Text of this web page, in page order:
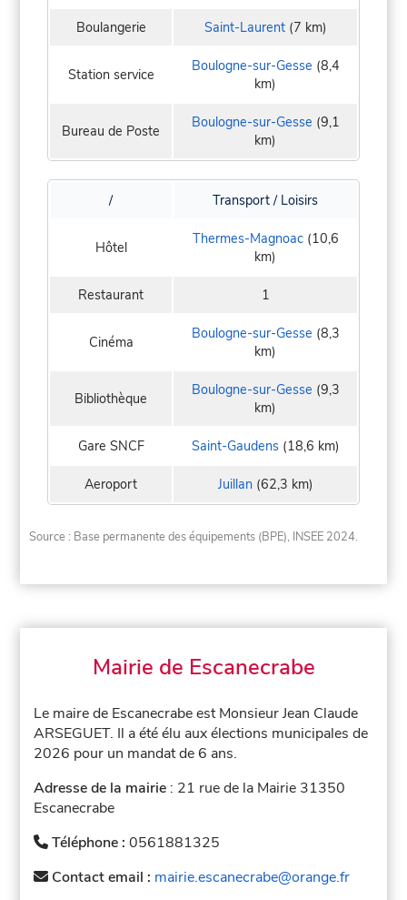
Boulangerie Saint-Laurent(7 km)
Station service Boulogne-sur-Gesse (8,4
km)
Bureau de Poste Boulogne-sur-Gesse (9,1
km)
/ Transport / Loisirs
Hôtel Thermes-Magnoac(10,6
km)
Restaurant 1
Cinéma Boulogne-sur-Gesse (8,3
km)
Bibliothèque Boulogne-sur-Gesse (9,3
km)
Gare SNCF Saint-Gaudens(18,6 km)
Aeroport Juillan(62,3 km)
Source : Base permanente des équipements (BPE), INSEE 2024.
Mairie de Escanecrabe
Le maire de Escanecrabe est Monsieur Jean Claude
ARSEGUET. Il a été élu aux élections municipales de
2026 pour un mandat de 6 ans.
Adresse de la mairie : 21 rue de la Mairie 31350
Escanecrabe
Téléphone :0561881325
Contact email : mairie.escanecrabe@orange.fr